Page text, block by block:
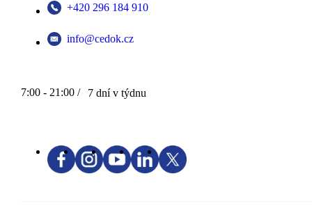
+420 296 184 910
info@cedok.cz
7:00 - 21:00 / 7 dní v týdnu